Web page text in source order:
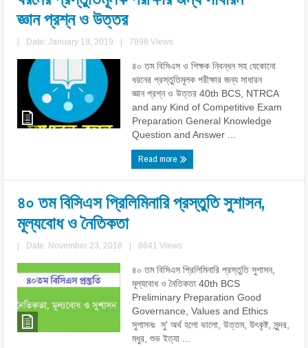
জ্ঞান প্রশ্ন ও উত্তর
Date: January 18, 2019 7898 Views
৪০ তম বিসিএস ও শিক্ষক নিবন্ধন সহ যেকোনো
ধরনের প্রস্তুতিমূলক পরীক্ষার জন্য সাধারন
জ্ঞান প্রশ্ন ও উত্তর 40th BCS, NTRCA
and any Kind of Competitive Exam
Preparation General Knowledge
Question and Answer ...
Read more
৪০ তম বিসিএস প্রিলিমিনারি প্রস্তুতি সুশাসন,
মূল্যবোধ ও নৈতিকতা
Date: November 23, 2018 8641 Views
৪০ তম বিসিএস প্রিলিমিনারি প্রস্তুতি সুশাসন,
মূল্যবোধ ও নৈতিকতা 40th BCS
Preliminary Preparation Good
Governance, Values ​​and Ethics
সুশাসনঃ সু' অর্থ হলো ভালো, উত্তম, উৎকৃষ্ট, সুন্দর,
মধুর, শুভ ইত্যা ...